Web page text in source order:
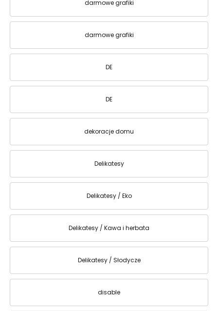
darmowe grafiki
darmowe grafiki
DE
DE
dekoracje domu
Delikatesy
Delikatesy / Eko
Delikatesy / Kawa i herbata
Delikatesy / Słodycze
disable